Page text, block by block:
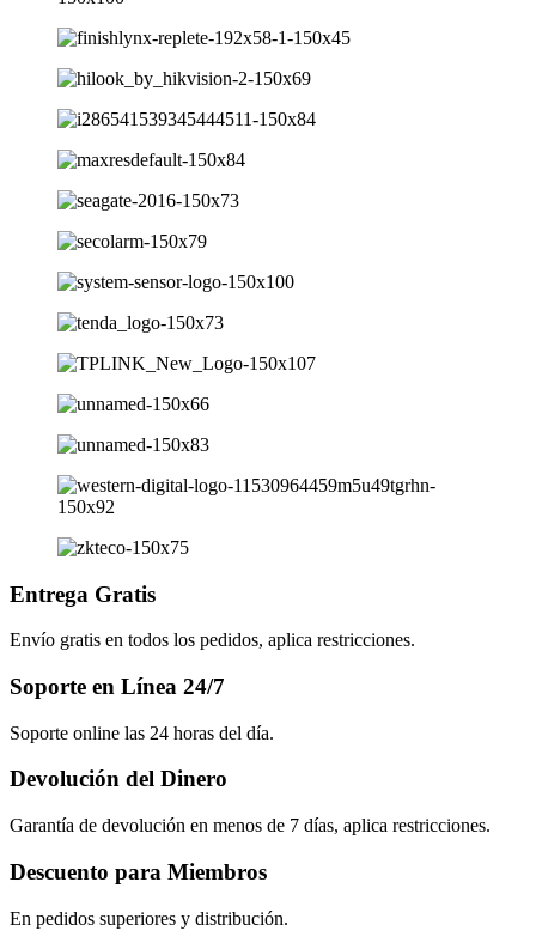
Entrega Gratis
Envío gratis en todos los pedidos, aplica restricciones.
Soporte en Línea 24/7
Soporte online las 24 horas del día.
Devolución del Dinero
Garantía de devolución en menos de 7 días, aplica restricciones.
Descuento para Miembros
En pedidos superiores y distribución.